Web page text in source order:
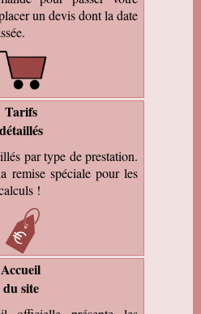
un devis dont la date
Tarifs
détaillés
par type de prestation.
remise spéciale pour les
!
Accueil
du site